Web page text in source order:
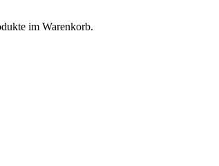
im Warenkorb.